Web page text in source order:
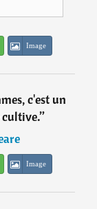
Image
c'est un
”
Image